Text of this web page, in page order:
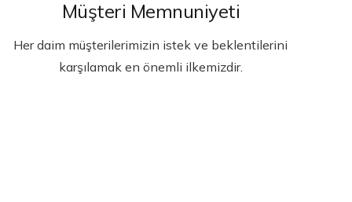
Müşteri Memnuniyeti
Her daim müşterilerimizin istek ve beklentilerini
karşılamak en önemli ilkemizdir.